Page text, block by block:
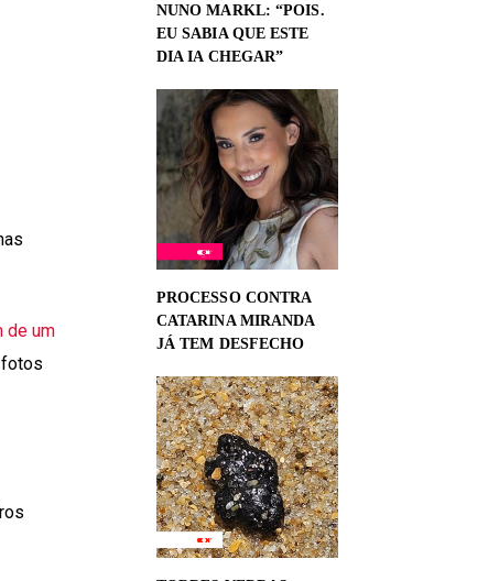
de um
fotos
NUNO MARKL: “POIS.
EU SABIA QUE ESTE
DIA IA CHEGAR”
PROCESSO CONTRA
CATARINA MIRANDA
JÁ TEM DESFECHO